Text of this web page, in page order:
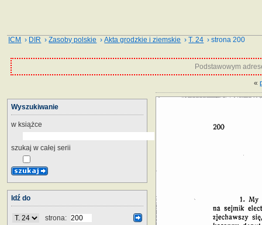
ICM › DIR ›Zasoby polskie ›Akta grodzkie i ziemskie ›T. 24 › strona 200
Podstawowym
«
Wyszukiwanie
w książce
szukaj w całej serii
Idź do
strona: